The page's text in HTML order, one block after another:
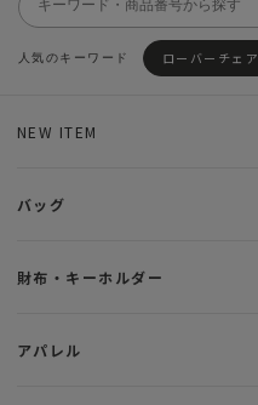
ローバーチェア
NEW ITEM
バッグ
財布・キーホルダー
アパレル